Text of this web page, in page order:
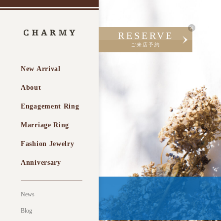
New Arrival
About
Engagement Ring
Marriage Ring
Fashion Jewelry
Anniversary
News
Blog
RESERVE
ご来店予約